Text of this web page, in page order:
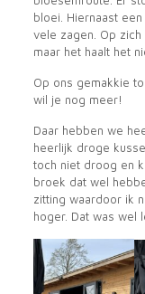
bloei. Hiernaast
vele zagen. Op
maar het haalt het
Op ons gemakkie
wil je nog meer!
Daar hebben we
heerlijk droge
toch niet droog en
broek dat wel
zitting waardoor ik
hoger. Dat was wel